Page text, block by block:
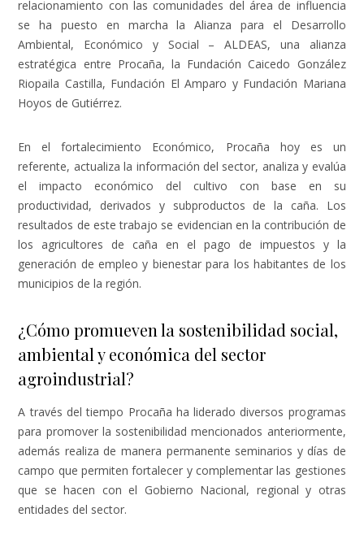
relacionamiento con las comunidades del área de influencia
se ha puesto en marcha la Alianza para el Desarrollo
Ambiental, Económico y Social – ALDEAS, una alianza
estratégica entre Procaña, la Fundación Caicedo González
Riopaila Castilla, Fundación El Amparo y Fundación Mariana
Hoyos de Gutiérrez.
En el fortalecimiento Económico, Procaña hoy es un
referente, actualiza la información del sector, analiza y evalúa
el impacto económico del cultivo con base en su
productividad, derivados y subproductos de la caña. Los
resultados de este trabajo se evidencian en la contribución de
los agricultores de caña en el pago de impuestos y la
generación de empleo y bienestar para los habitantes de los
municipios de la región.
¿Cómo promueven la sostenibilidad social,
ambiental y económica del sector
agroindustrial?
A través del tiempo Procaña ha liderado diversos programas
para promover la sostenibilidad mencionados anteriormente,
además realiza de manera permanente seminarios y días de
campo que permiten fortalecer y complementar las gestiones
que se hacen con el Gobierno Nacional, regional y otras
entidades del sector.